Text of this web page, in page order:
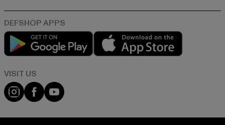
Play market
Visit our Instagram page:
Visit our Facebook page:
Visit our YouTube channel: